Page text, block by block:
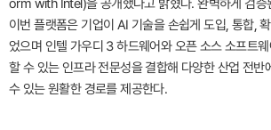
orm with Intel)을 공개했다고 밝혔다. 완벽하게 검증
이번 플랫폼은 기업이 AI 기술을 손쉽게 도입, 통합,
었으며 인텔 가우디 3 하드웨어와 오픈 소스 소프트
할 수 있는 인프라 전문성을 결합해 다양한 산업 전반
수 있는 원활한 경로를 제공한다.